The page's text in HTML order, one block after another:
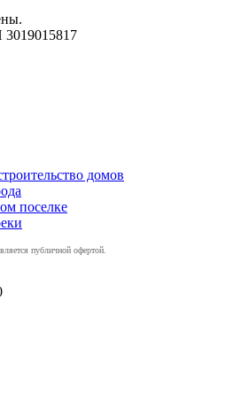
домов
поселке
публичной офертой.